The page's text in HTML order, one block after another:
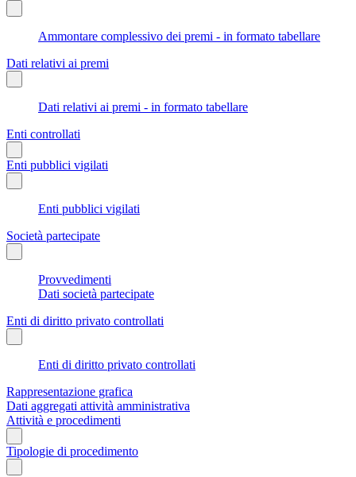
Ammontare complessivo dei premi - in formato tabellare
Dati relativi ai premi
Dati relativi ai premi - in formato tabellare
Enti controllati
Enti pubblici vigilati
Enti pubblici vigilati
Società partecipate
Provvedimenti
Dati società partecipate
Enti di diritto privato controllati
Enti di diritto privato controllati
Rappresentazione grafica
Dati aggregati attività amministrativa
Attività e procedimenti
Tipologie di procedimento